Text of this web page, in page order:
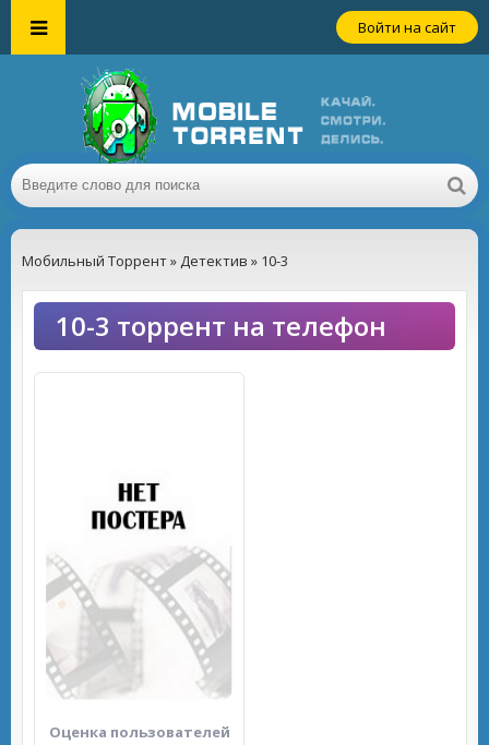
Войти на сайт
Мобильный Торрент» Детектив » 10-3
10-3 торрент на телефон
Оценка пользователей